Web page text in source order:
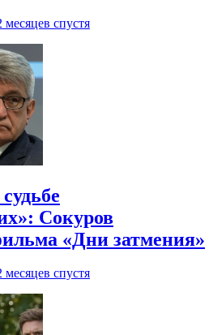
месяцев спустя
Сокуров
«Дни затмения»
месяцев спустя